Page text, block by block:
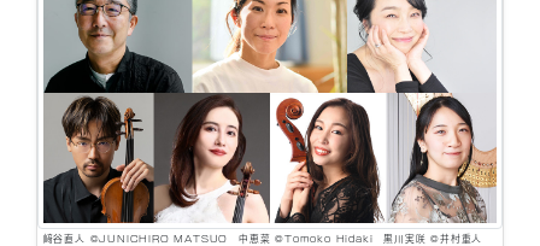
﨑谷直人 ©JUNICHIRO MATSUO 中恵菜 ©Tomoko Hidaki 黒川実咲 ©井村重人